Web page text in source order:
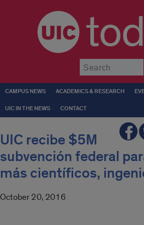
CAMPUS NEWS ACADEMICS & RESEARCH
UIC IN THE NEWS CONTACT
UIC recibe $5M
subvención federal
más científicos,
October 20, 2016